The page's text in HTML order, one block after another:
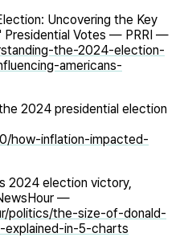
Uncovering the Key
Presidential Votes — PRRI —
the-2024-election-
americans-
2024 presidential election
how-inflation-impacted-
2024 election victory,
—
politics/the-size-of-donald-
in-5-charts